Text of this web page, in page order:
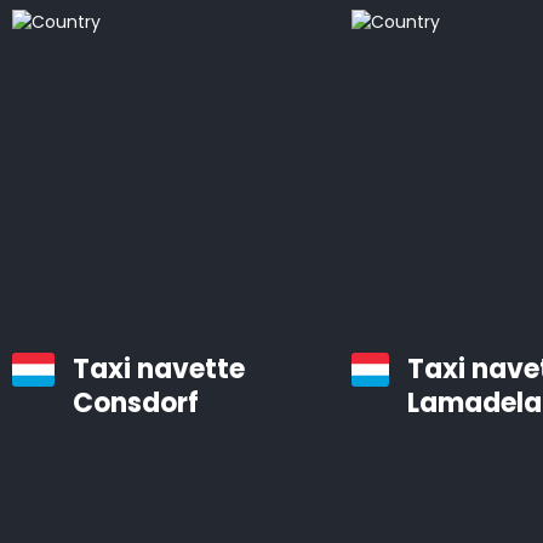
bien entretenues, équipées d’un système de
Le temps est précieux. Vous pouvez gagner des
heures en utilisant Airporttaxis.com plutôt que les
Taxi navette
Consdorf
Taxi